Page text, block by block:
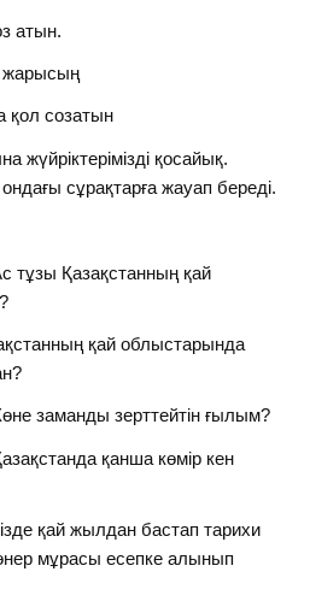
атын.
жарысың
қол созатын
жүйріктерімізді қосайық.
сұрақтарға жауап береді.
тұзы Қазақстанның қай
қай облыстарында
заманды зерттейтін ғылым?
қанша көмір кен
қай жылдан бастап тарихи
мұрасы есепке алынып